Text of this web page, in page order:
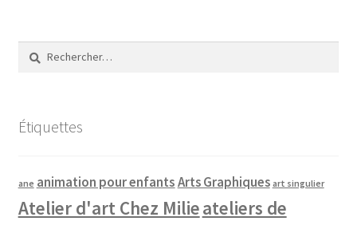
Rechercher :
Étiquettes
ane animation pour enfantsArts Graphiques art singulier
Atelier d'art Chez Milieateliers de